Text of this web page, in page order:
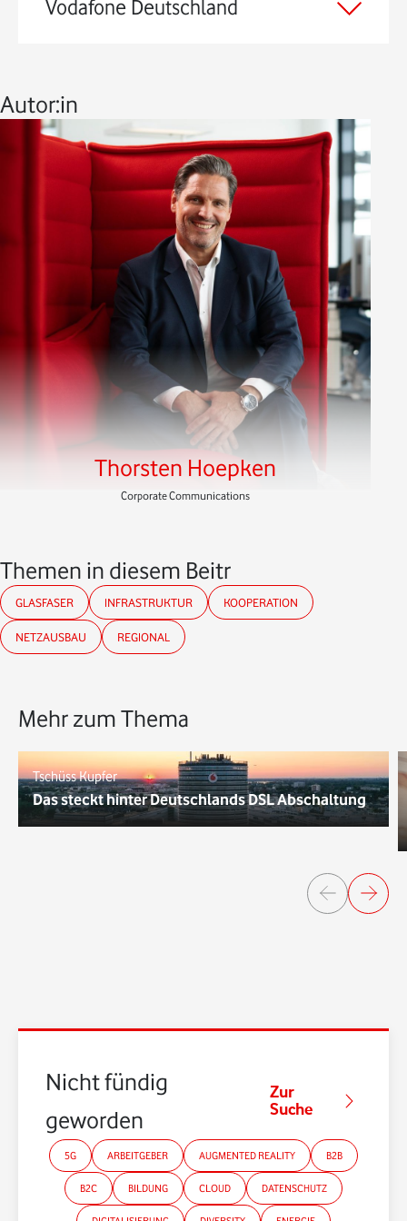
Vodafone Deutschland
Autor:in
Thorsten Hoepken
Corporate Communications
Themen in diesem Beitrag
GLASFASER INFRASTRUKTUR KOOPERATION
NETZAUSBAU REGIONAL
Mehr zum Thema
Tschüss Kupfer
Das steckt hinter Deutschlands DSL Abschaltung
Nicht fündig
geworden?
Zur
Suche
5G ARBEITGEBER AUGMENTED REALITY B2B
B2C BILDUNG CLOUD DATENSCHUTZ